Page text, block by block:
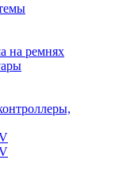
на ремнях